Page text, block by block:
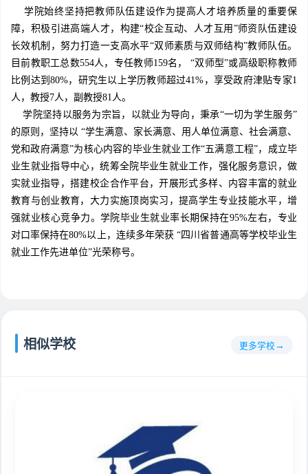
学院始终坚持把教师队伍建设作为提高人才培养质量的重要保
障，积极引进高端人才，构建“校企互动、人才互用”师资队伍建设
长效机制，努力打造一支高水平“双师素质与双师结构”教师队伍。
目前教职工总数554人，专任教师159名， “双师型”或高级职称教师
比例达到80%，研究生以上学历教师超过41%，享受政府津贴专家1
人，教授7人，副教授81人。
学院坚持以服务为宗旨，以就业为导向，秉承“一切为学生服务”
的原则，坚持以 “学生满意、家长满意、用人单位满意、社会满意、
党和政府满意”为核心内容的毕业生就业工作“五满意工程”，成立毕
业生就业指导中心，统筹全院毕业生就业工作，强化服务意识，做
实就业指导，搭建校企合作平台，开展形式多样、内容丰富的就业
教育与创业教育，大力实施顶岗实习，提高学生专业技能水平，增
强就业核心竞争力。学院毕业生就业率长期保持在95%左右，专业
对口率保持在80%以上，连续多年荣获 “四川省普通高等学校毕业生
就业工作先进单位”光荣称号。
相似学校 更多学校